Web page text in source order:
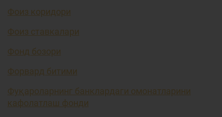
Фоиз коридори
Фоиз ставкалари
Фонд бозори
Форвард битими
Фуқароларнинг банклардаги омонатларини
кафолатлаш фонди